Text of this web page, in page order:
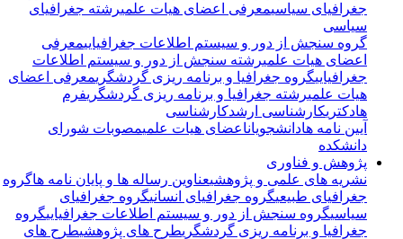
جغرافیای سیاسیمعرفی اعضای هیات علمیرشته جغرافیای
سیاسی
گروه سنجش از دور و سیستم اطلاعات جغرافیاییمعرفی
اعضای هیات علمیرشته سنجش از دور و سیستم اطلاعات
جغرافیاییگروه جغرافیا و برنامه ریزی گردشگریمعرفی اعضای
هیات علمیرشته جغرافیا و برنامه ریزی گردشگریفرم
هادکتریکارشناسی ارشدکارشناسی
آیین نامه هادانشجویاناعضای هیات علمیمصوبات شورای
دانشکده
پژوهش و فناوری
نشریه های علمی و پژوهشیعناوین رساله ها و پایان نامه هاگروه
جغرافیای طبیعیگروه جغرافیای انسانیگروه جغرافیای
سیاسیگروه سنجش از دور و سیستم اطلاعات جغرافیاییگروه
جغرافیا و برنامه ریزی گردشگریطرح های پژوهشیطرح های